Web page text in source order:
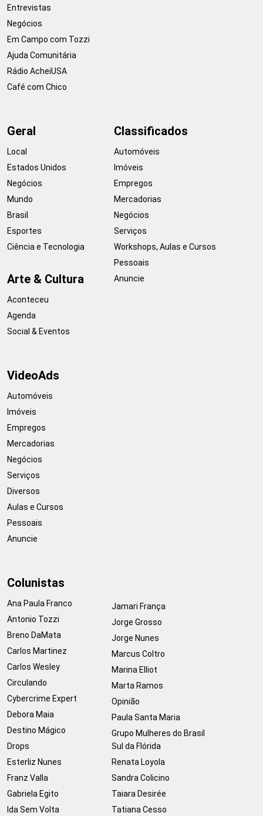
Entrevistas
Negócios
Em Campo com Tozzi
Ajuda Comunitária
Rádio AcheiUSA
Café com Chico
Geral
Local
Estados Unidos
Negócios
Mundo
Brasil
Esportes
Ciência e Tecnologia
Arte & Cultura
Aconteceu
Agenda
Social & Eventos
Classificados
Automóveis
Imóveis
Empregos
Mercadorias
Negócios
Serviços
Workshops, Aulas e Cursos
Pessoais
Anuncie
VideoAds
Automóveis
Imóveis
Empregos
Mercadorias
Negócios
Serviços
Diversos
Aulas e Cursos
Pessoais
Anuncie
Colunistas
Ana Paula Franco
Antonio Tozzi
Breno DaMata
Carlos Martinez
Carlos Wesley
Circulando
Cybercrime Expert
Debora Maia
Destino Mágico
Drops
Esterliz Nunes
Franz Valla
Gabriela Egito
Ida Sem Volta
Jamari França
Jorge Grosso
Jorge Nunes
Marcus Coltro
Marina Elliot
Marta Ramos
Opinião
Paula Santa Maria
Grupo Mulheres do Brasil
Sul da Flórida
Renata Loyola
Sandra Colicino
Taiara Desirée
Tatiana Cesso